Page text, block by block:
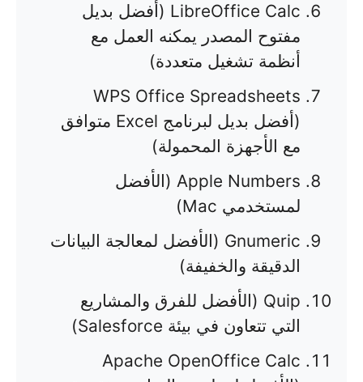
LibreOffice Calc (أفضل بديل
مفتوح المصدر يمكنه العمل مع
أنظمة تشغيل متعددة)
WPS Office Spreadsheets
(أفضل بديل لبرنامج Excel متوافق
مع الأجهزة المحمولة)
Apple Numbers (الأفضل
لمستخدمي Mac)
Gnumeric (الأفضل لمعالجة البيانات
الدقيقة والخفيفة)
Quip (الأفضل للفرق والمشاريع
التي تتعاون في بيئة Salesforce)
Apache OpenOffice Calc